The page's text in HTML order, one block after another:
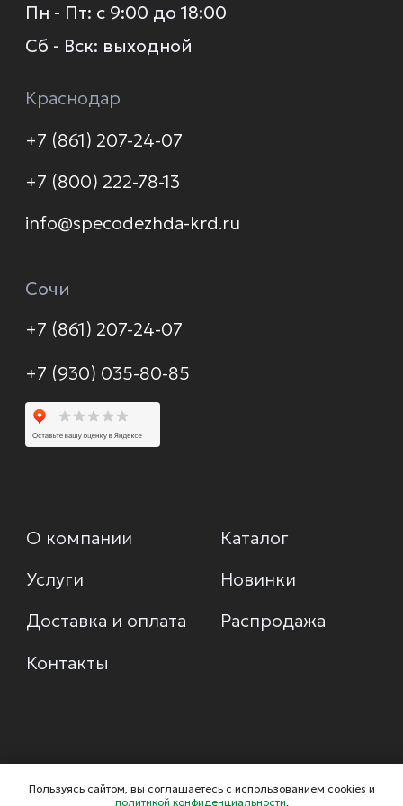
Пользуясь сайтом, вы соглашаетесь с использованием cookies и
политикой конфиденциальности.
О компании
Политика конфиденциальности
Доставка и оплата
Каталог